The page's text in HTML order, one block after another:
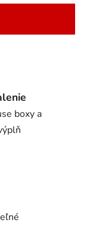
boxy a